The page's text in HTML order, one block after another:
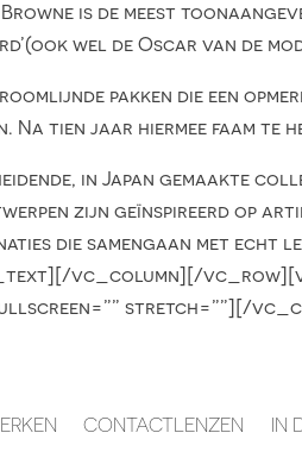
is de meest
wel de Oscar van de
pakken die een
Na tien jaar hiermee faam
in Japan gemaakte
zijn geïnspireerd op
die samengaan met echt
vc_column][/
stretch=””][/
CONTACTLENZEN IN